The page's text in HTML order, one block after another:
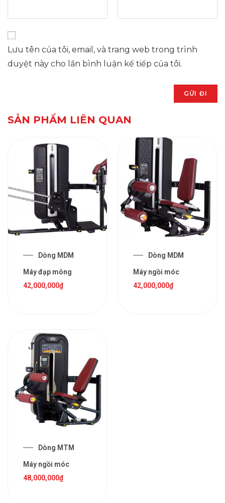
Lưu tên của tôi, email, và trang web trong trình
duyệt này cho lần bình luận kế tiếp của tôi.
SẢN PHẨM LIÊN QUAN
Dòng MDM
Máy đạp mông
42,000,000₫
Dòng MDM
Máy ngồi móc
42,000,000₫
Dòng MTM
Máy ngồi móc
48,000,000₫